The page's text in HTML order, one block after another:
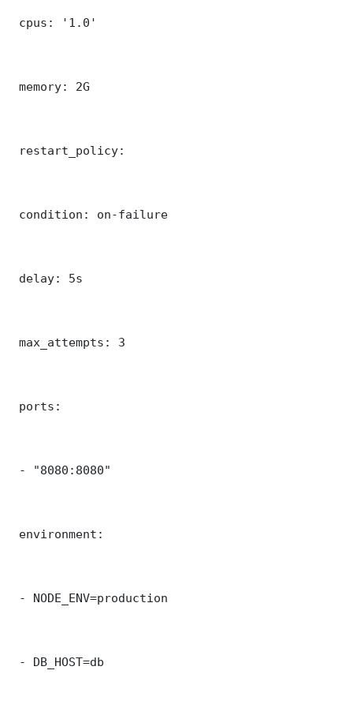
cpus: '1.0'
memory: 2G
restart_policy:
condition: on-failure
delay: 5s
max_attempts: 3
ports:
- "8080:8080"
environment:
- NODE_ENV=production
- DB_HOST=db